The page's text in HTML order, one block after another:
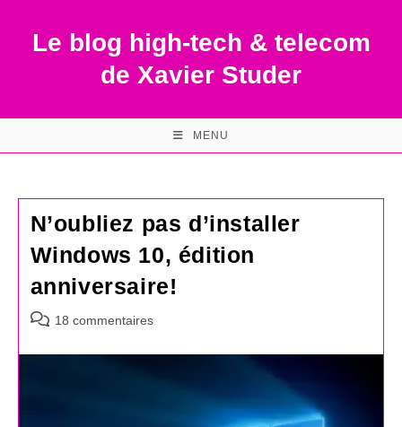
contentLe blog high-tech & telecom
de Xavier Studer
MENU
N’oubliez pas d’installer
Windows 10, édition
anniversaire!
Commentaires
la
18 commentaires